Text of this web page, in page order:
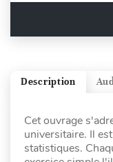
Description
Cet ouvrage
universitaire. Il
statistiques.